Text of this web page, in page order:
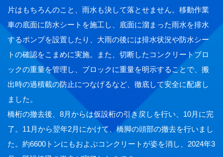
片はもちろんのこと、雨水も決して落とせません。移動作業
車の底面に防水シートを施工し、底面に溜まった雨水を排水
するポンプを設置したり、大雨の後には排水状況や防水シー
トの確認をこまめに実施。また、切断したコンクリートブロ
ックの重量を管理し、ブロックに重量を明示することで、搬
出時の過積載の防止につなげるなど、徹底して安全に配慮し
ました。
橋桁の撤去後、8月からは仮設桁の引き戻しを行い、10月に完
了。11月から翌年2月にかけて、橋脚の頭部の撤去を行いまし
た。約6600トンにもおよぶコンクリートが姿を消し、2024年3